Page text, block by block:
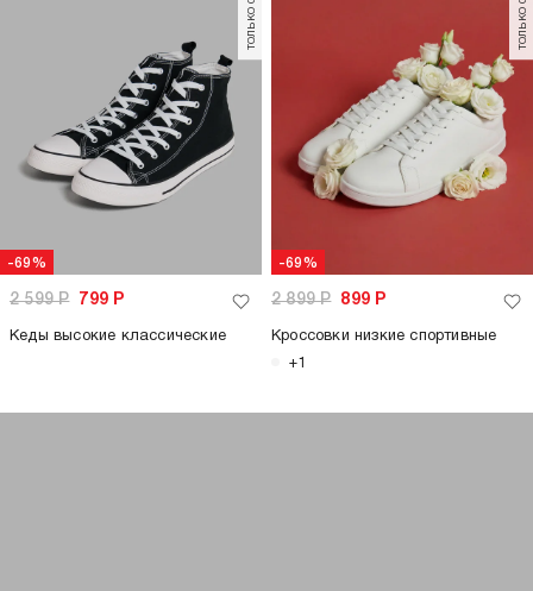
-69%
2 599Р 799 Р
Кеды высокие классические
-69%
2 899Р 899 Р
Кроссовки низкие спортивные
+1